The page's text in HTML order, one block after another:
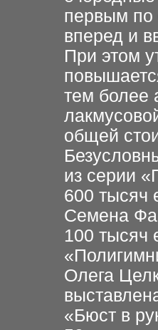
первым по
вперед и
При этом
тем более
общей
из серии
600 тысяч
Семена
100 тысяч
Олега
«Бюст в